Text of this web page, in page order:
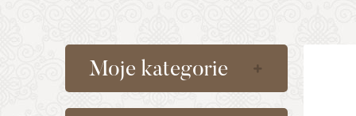
Moje kategorie